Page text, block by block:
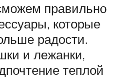
правильно
которые
радости.
и лежанки,
теплой